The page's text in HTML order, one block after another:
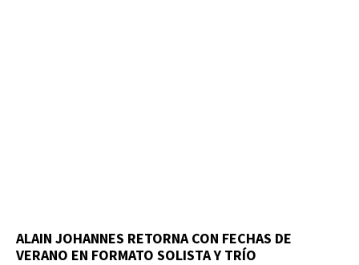
ALAIN JOHANNES RETORNA CON FECHAS DE
VERANO EN FORMATO SOLISTA Y TRÍO